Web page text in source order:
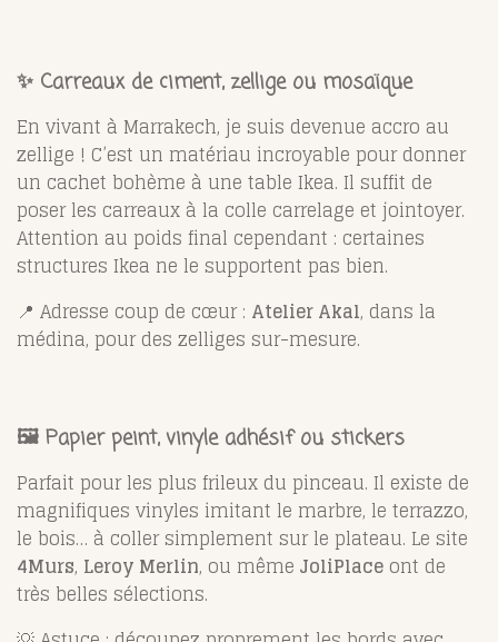
✨ Carreaux de ciment, zellige ou mosaïque
En vivant à Marrakech, je suis devenue accro au
zellige ! C’est un matériau incroyable pour donner
un cachet bohème à une table Ikea. Il suffit de
poser les carreaux à la colle carrelage et jointoyer.
Attention au poids final cependant : certaines
structures Ikea ne le supportent pas bien.
📍 Adresse coup de cœur : Atelier Akal, dans la
médina, pour des zelliges sur-mesure.
🖼️ Papier peint, vinyle adhésif ou stickers
Parfait pour les plus frileux du pinceau. Il existe de
magnifiques vinyles imitant le marbre, le terrazzo,
le bois… à coller simplement sur le plateau. Le site
4Murs, Leroy Merlin, ou même JoliPlace ont de
très belles sélections.